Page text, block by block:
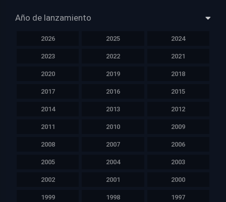
Año de lanzamiento
2026 2025 2024
2023 2022 2021
2020 2019 2018
2017 2016 2015
2014 2013 2012
2011 2010 2009
2008 2007 2006
2005 2004 2003
2002 2001 2000
1999 1998 1997